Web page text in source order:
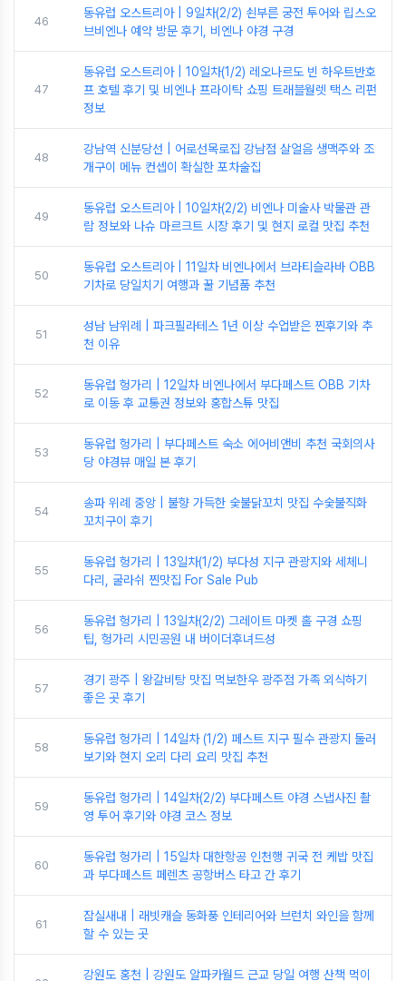
46
동유럽 오스트리아 | 9일차(2/2) 쇤부른 궁전 투어와 립스오
브비엔나 예약 방문 후기, 비엔나 야경 구경
47
동유럽 오스트리아 | 10일차(1/2) 레오나르도 빈 하우트반호
프 호텔 후기 및 비엔나 프라이탁 쇼핑 트래블월렛 택스 리펀
정보
48
강남역 신분당선 | 어로선목로집 강남점 살얼음 생맥주와 조
개구이 메뉴 컨셉이 확실한 포차술집
49
동유럽 오스트리아 | 10일차(2/2) 비엔나 미술사 박물관 관
람 정보와 나슈 마르크트 시장 후기 및 현지 로컬 맛집 추천
50
동유럽 오스트리아 | 11일차 비엔나에서 브라티슬라바 OBB
기차로 당일치기 여행과 꿀 기념품 추천
51
성남 남위례 | 파크필라테스 1년 이상 수업받은 찐후기와 추
천 이유
52
동유럽 헝가리 | 12일차 비엔나에서 부다페스트 OBB 기차
로 이동 후 교통권 정보와 홍합스튜 맛집
53
동유럽 헝가리 | 부다페스트 숙소 에어비앤비 추천 국회의사
당 야경뷰 매일 본 후기
54
송파 위례 중앙 | 불향 가득한 숯불닭꼬치 맛집 수숯불직화
꼬치구이 후기
55
동유럽 헝가리 | 13일차(1/2) 부다성 지구 관광지와 세체니
다리, 굴라쉬 찐맛집 For Sale Pub
56
동유럽 헝가리 | 13일차(2/2) 그레이트 마켓 홀 구경 쇼핑
팁, 헝가리 시민공원 내 버이더후녀드성
57
경기 광주 | 왕갈비탕 맛집 먹보한우 광주점 가족 외식하기
좋은 곳 후기
58
동유럽 헝가리 | 14일차 (1/2) 페스트 지구 필수 관광지 둘러
보기와 현지 오리 다리 요리 맛집 추천
59
동유럽 헝가리 | 14일차(2/2) 부다페스트 야경 스냅사진 촬
영 투어 후기와 야경 코스 정보
60
동유럽 헝가리 | 15일차 대한항공 인천행 귀국 전 케밥 맛집
과 부다페스트 페렌츠 공항버스 타고 간 후기
61
잠실새내 | 래빗캐슬 동화풍 인테리어와 브런치 와인을 함께
할 수 있는 곳
강원도 홍천 | 강원도 알파카월드 근교 당일 여행 산책 먹이